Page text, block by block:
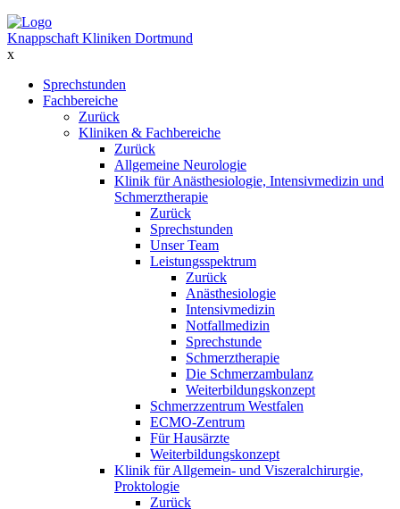
Knappschaft Kliniken Dortmund
x
Sprechstunden
Fachbereiche
Zurück
Kliniken & Fachbereiche
Zurück
Allgemeine Neurologie
Klinik für Anästhesiologie, Intensivmedizin und
Schmerztherapie
Zurück
Sprechstunden
Unser Team
Leistungsspektrum
Zurück
Anästhesiologie
Intensivmedizin
Notfallmedizin
Sprechstunde
Schmerztherapie
Die Schmerzambulanz
Weiterbildungskonzept
Schmerzzentrum Westfalen
ECMO-Zentrum
Für Hausärzte
Weiterbildungskonzept
Klinik für Allgemein- und Viszeralchirurgie,
Proktologie
Zurück